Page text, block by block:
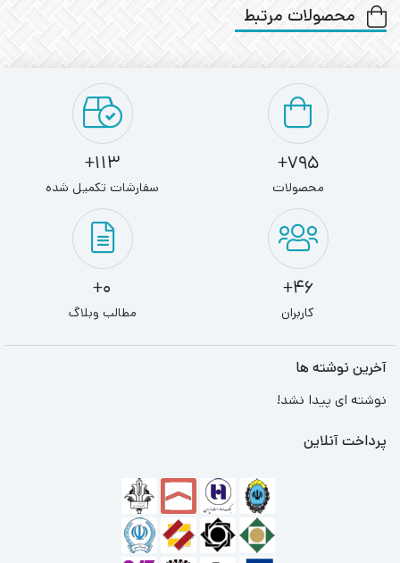
محصولات مرتبط
795+
محصولات
113+
سفارشات تکمیل شده
46+
کاربران
0+
مطالب وبلاگ
آخرین نوشته ها
نوشته ای پیدا نشد!
پرداخت آنلاین